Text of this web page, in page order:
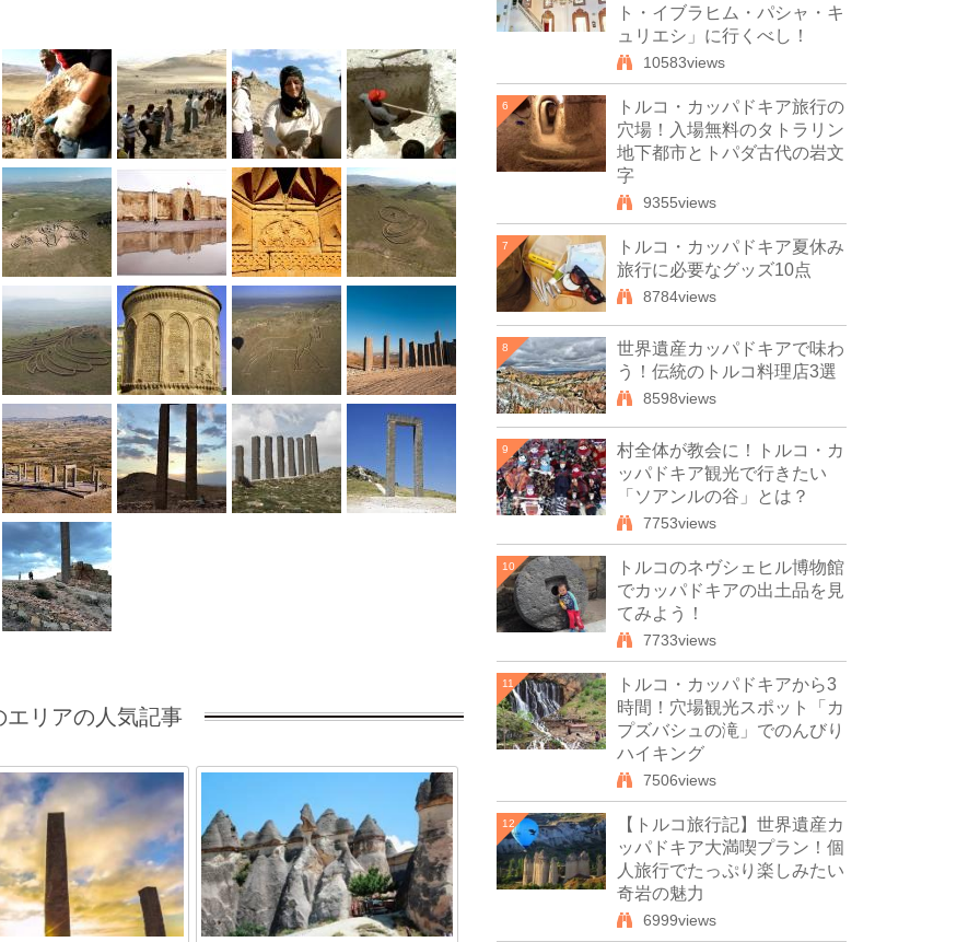
エリアの人気記事
ト・イブラヒム・パシャ・キ
ュリエシ」に行くべし！
10583views
6
トルコ・カッパドキア旅行の
穴場！入場無料のタトラリン
地下都市とトパダ古代の岩文
字
9355views
7
トルコ・カッパドキア夏休み
旅行に必要なグッズ10点
8784views
8
世界遺産カッパドキアで味わ
う！伝統のトルコ料理店3選
8598views
9
村全体が教会に！トルコ・カ
ッパドキア観光で行きたい
「ソアンルの谷」とは？
7753views
10
トルコのネヴシェヒル博物館
でカッパドキアの出土品を見
てみよう！
7733views
11
トルコ・カッパドキアから3
時間！穴場観光スポット「カ
プズバシュの滝」でのんびり
ハイキング
7506views
12
【トルコ旅行記】世界遺産カ
ッパドキア大満喫プラン！個
人旅行でたっぷり楽しみたい
奇岩の魅力
6999views